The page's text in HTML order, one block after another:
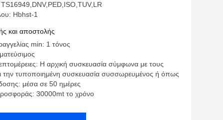
Hbhst-1
και αποστολής
min: 1 τόνος
Η αρχική συσκευασία σύμφωνα με τους
την τυποποιημένη συσκευασία συσσωρευμένος ή όπως
μέσα σε 50 ημέρες
30000mt το χρόνο